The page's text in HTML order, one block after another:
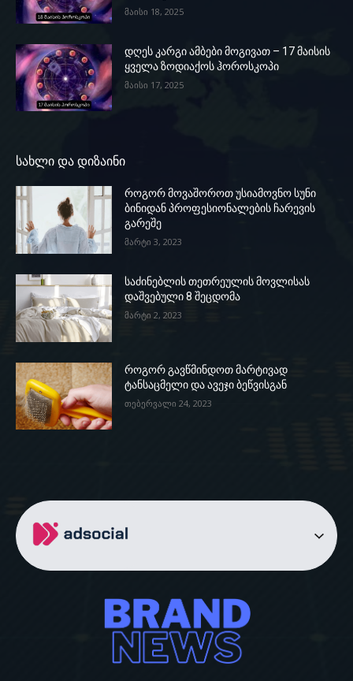
მაისი 18, 2025
დღეს კარგი ამბები მოგივათ – 17 მაისის
ყველა ზოდიაქოს ჰოროსკოპი
მაისი 17, 2025
სახლი და დიზაინი
როგორ მოვაშოროთ უსიამოვნო სუნი
ბინიდან პროფესიონალების ჩარევის
გარეშე
მარტი 3, 2023
საძინებლის თეთრეულის მოვლისას
დაშვებული 8 შეცდომა
მარტი 2, 2023
როგორ გავწმინდოთ მარტივად
ტანსაცმელი და ავეჯი ბეწვისგან
თებერვალი 24, 2023